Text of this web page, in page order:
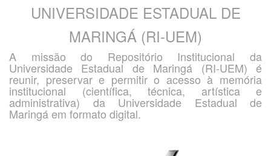
UNIVERSIDADE ESTADUAL DE
MARINGÁ (RI-UEM)
A missão do Repositório Institucional da
Universidade Estadual de Maringá (RI-UEM) é
reunir, preservar e permitir o acesso à memória
institucional (científica, técnica, artística e
administrativa) da Universidade Estadual de
Maringá em formato digital.